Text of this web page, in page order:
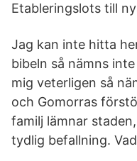
Etableringslots till
Jag kan inte hitta
bibeln så nämns
mig veterligen så
och Gomorras
familj lämnar
tydlig befallning.